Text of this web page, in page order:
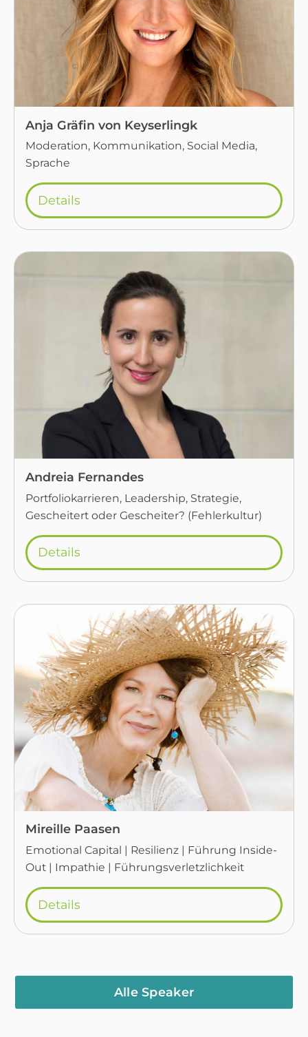
Anja Gräfin von Keyserlingk
Moderation, Kommunikation, Social Media,
Sprache
Details
Andreia Fernandes
Portfoliokarrieren, Leadership, Strategie,
Gescheitert oder Gescheiter? (Fehlerkultur)
Details
Mireille Paasen
Emotional Capital | Resilienz | Führung Inside-
Out | Impathie | Führungsverletzlichkeit
Details
Alle Speaker